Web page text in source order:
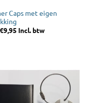
Caps met eigen
€9,95 Incl. btw